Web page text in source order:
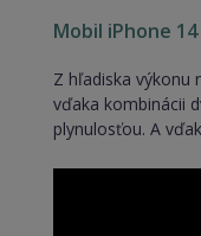
Mobil iPhone
Z hľadiska výkonu
vďaka kombinácii
plynulosťou. A